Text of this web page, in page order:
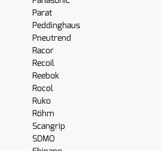
Parat
Peddinghaus
Pneutrend
Racor
Recoil
Reebok
Rocol
Ruko
Röhm
Scangrip
SDMO